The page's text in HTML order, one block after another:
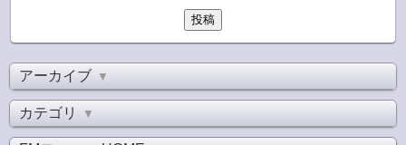
アーカイブ ▼
カテゴリ ▼